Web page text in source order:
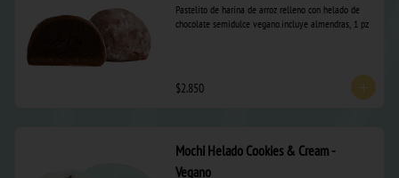
Pastelito de harina de arroz relleno con helado de
chocolate semidulce vegano.incluye almendras, 1 pz
$2.850
Mochi Helado Cookies & Cream -
Vegano